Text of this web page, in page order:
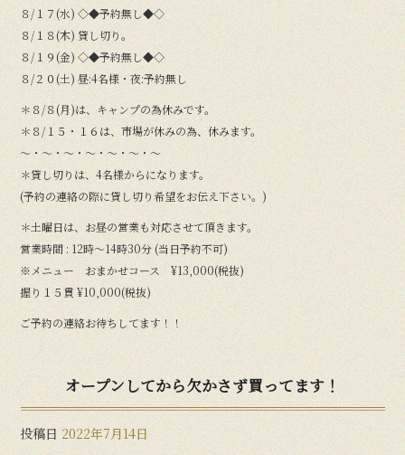
８/１７(水) ◇◆予約無し◆◇
８/１８(木) 貸し切り。
８/１９(金) ◇◆予約無し◆◇
８/２０(土) 昼:4名様・夜:予約無し
＊８/８(月)は、キャンプの為休みです。
＊８/１５・１６は、市場が休みの為、休みます。
〜・〜・〜・〜・〜・〜・〜
＊貸し切りは、4名様からになります。
(予約の連絡の際に貸し切り希望をお伝え下さい。)
＊土曜日は、お昼の営業も対応させて頂きます。
営業時間 : 12時〜14時30分 (当日予約不可)
※メニュー おまかせコース ¥13,000(税抜)
握り１５貫 ¥10,000(税抜)
ご予約の連絡お待ちしてます！！
オープンしてから欠かさず買ってます！
投稿日 2022年7月14日